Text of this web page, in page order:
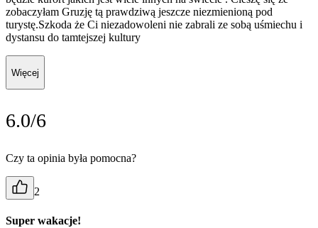
zobaczyłam Gruzję tą prawdziwą jeszcze niezmienioną pod
turystę.Szkoda że Ci niezadowoleni nie zabrali ze sobą uśmiechu i
dystansu do tamtejszej kultury
Więcej
6.0/6
Czy ta opinia była pomocna?
2
Super wakacje!